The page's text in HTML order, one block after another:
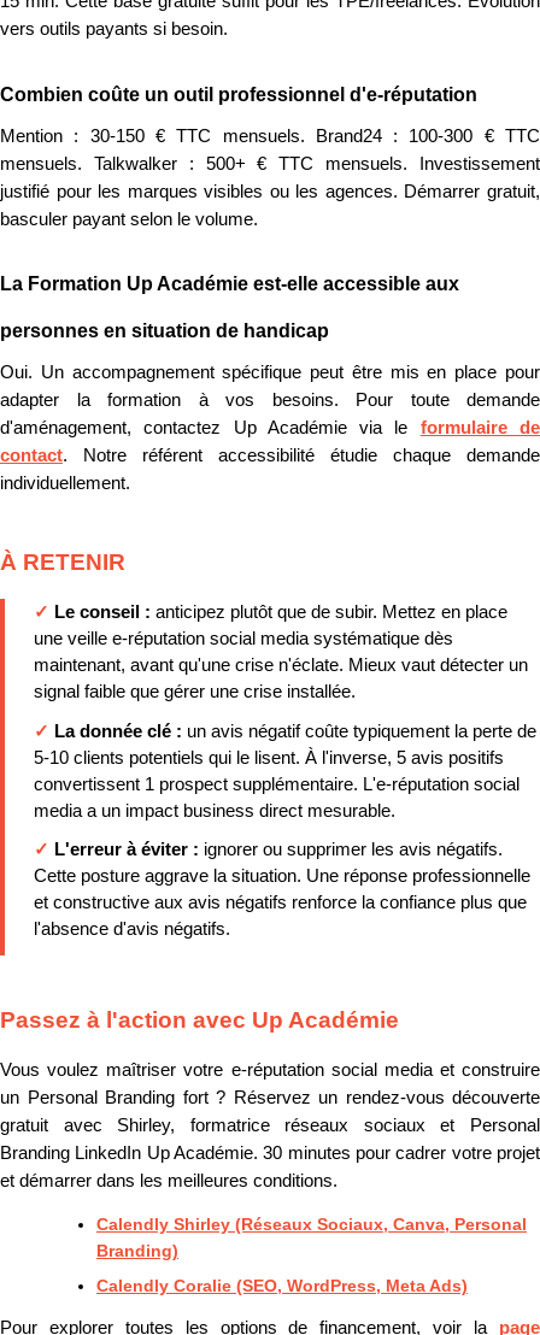
vers outils payants si besoin.
Combien coûte un outil professionnel d'e-réputation
Mention : 30-150 € TTC mensuels. Brand24 : 100-300 € TTC
mensuels. Talkwalker : 500+ € TTC mensuels. Investissement
justifié pour les marques visibles ou les agences. Démarrer gratuit,
basculer payant selon le volume.
La Formation Up Académie est-elle accessible aux
personnes en situation de handicap
Oui. Un accompagnement spécifique peut être mis en place pour
adapter la formation à vos besoins. Pour toute demande
d'aménagement, contactez Up Académie via le formulaire de
contact. Notre référent accessibilité étudie chaque demande
individuellement.
À RETENIR
✓ Le conseil : anticipez plutôt que de subir. Mettez en place
une veille e-réputation social media systématique dès
maintenant, avant qu'une crise n'éclate. Mieux vaut détecter un
signal faible que gérer une crise installée.
✓ La donnée clé : un avis négatif coûte typiquement la perte de
5-10 clients potentiels qui le lisent. À l'inverse, 5 avis positifs
convertissent 1 prospect supplémentaire. L'e-réputation social
media a un impact business direct mesurable.
✓ L'erreur à éviter : ignorer ou supprimer les avis négatifs.
Cette posture aggrave la situation. Une réponse professionnelle
et constructive aux avis négatifs renforce la confiance plus que
l'absence d'avis négatifs.
Passez à l'action avec Up Académie
Vous voulez maîtriser votre e-réputation social media et construire
un Personal Branding fort ? Réservez un rendez-vous découverte
gratuit avec Shirley, formatrice réseaux sociaux et Personal
Branding LinkedIn Up Académie. 30 minutes pour cadrer votre projet
et démarrer dans les meilleures conditions.
Calendly Shirley (Réseaux Sociaux, Canva, Personal
Branding)
Calendly Coralie (SEO, WordPress, Meta Ads)
Pour explorer toutes les options de financement, voir la page